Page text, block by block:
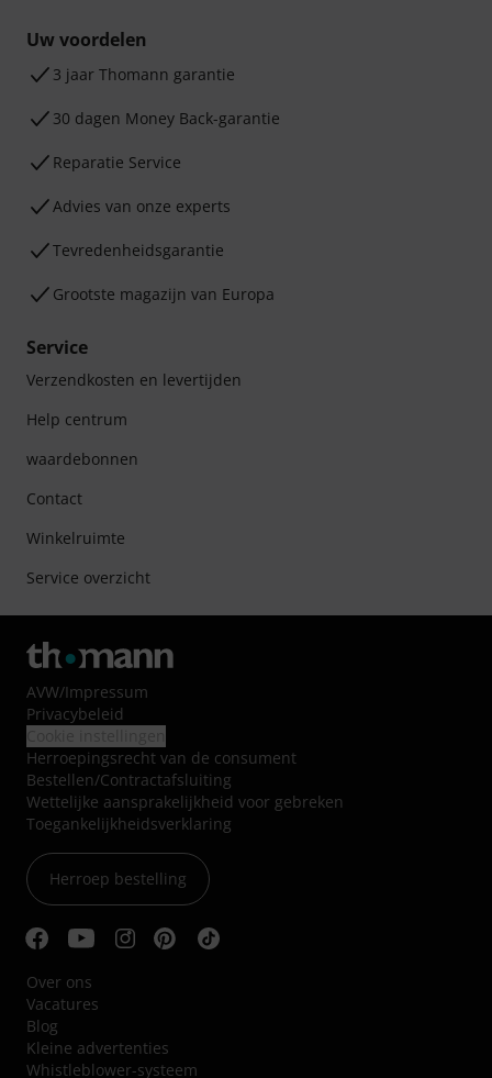
Uw voordelen
3 jaar Thomann garantie
30 dagen Money Back-garantie
Reparatie Service
Advies van onze experts
Tevredenheidsgarantie
Grootste magazijn van Europa
Service
Verzendkosten en levertijden
Help centrum
waardebonnen
Contact
Winkelruimte
Service overzicht
AVW/Impressum
Privacybeleid
Herroepingsrecht van de consument
Bestellen/Contractafsluiting
Wettelijke aansprakelijkheid voor gebreken
Toegankelijkheidsverklaring
Herroep bestelling
Over ons
Vacatures
Blog
Kleine advertenties
Whistleblower-systeem